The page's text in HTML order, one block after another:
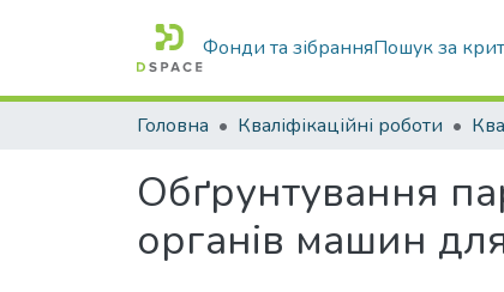
Фонди та зібранняПошук за
Головна Кваліфікаційні роботи
Обґрунтування
органів машин